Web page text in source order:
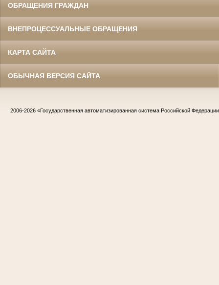
ОБРАЩЕНИЯ ГРАЖДАН
ВНЕПРОЦЕССУАЛЬНЫЕ ОБРАЩЕНИЯ
КАРТА САЙТА
ОБЫЧНАЯ ВЕРСИЯ САЙТА
2006-2026 «Государственная автоматизированная система Российской